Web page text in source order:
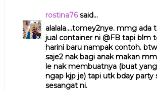
rostina76said...
alalala....tomey2nye. mmg ada
jual container ni @FB tapi blm
harini baru nampak contoh.
saje2 nak bagi anak makan
le nak membuatnya (buat
ngap kjp je) tapi utk bday party
sesangat ni.